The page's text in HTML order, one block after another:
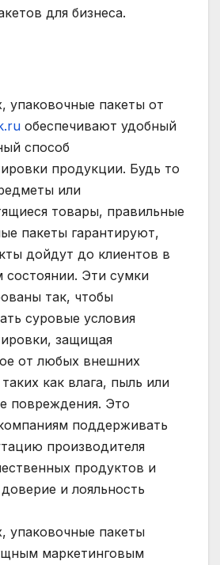
для бизнеса.
упаковочные пакеты от
обеспечивают удобный
способ
продукции. Будь то
или
товары, правильные
пакеты гарантируют,
дойдут до клиентов в
состоянии. Эти сумки
так, чтобы
суровые условия
защищая
от любых внешних
как влага, пыль или
повреждения. Это
поддерживать
производителя
продуктов и
и лояльность
упаковочные пакеты
маркетинговым